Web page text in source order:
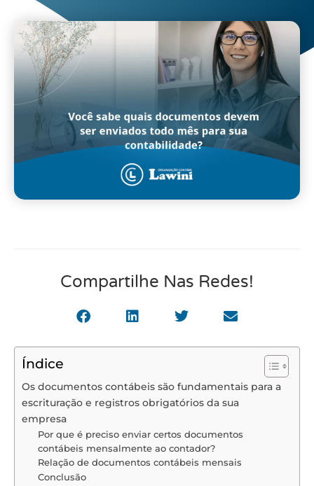
Compartilhe Nas Redes!
Índice
Os documentos contábeis são fundamentais para a
escrituração e registros obrigatórios da sua
empresa
Por que é preciso enviar certos documentos
contábeis mensalmente ao contador?
Relação de documentos contábeis mensais
Conclusão